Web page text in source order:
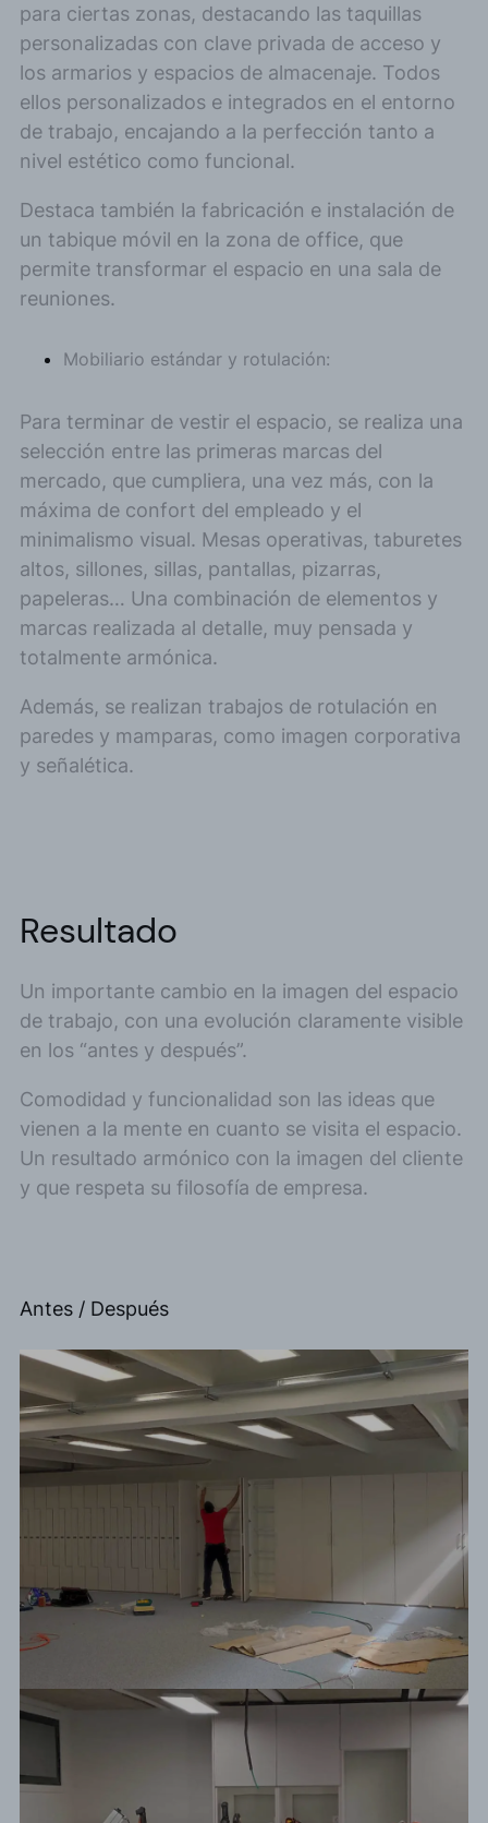
para ciertas zonas, destacando las taquillas
personalizadas con clave privada de acceso y
los armarios y espacios de almacenaje. Todos
ellos personalizados e integrados en el entorno
de trabajo, encajando a la perfección tanto a
nivel estético como funcional.
Destaca también la fabricación e instalación de
un tabique móvil en la zona de office, que
permite transformar el espacio en una sala de
reuniones.
Mobiliario estándar y rotulación:
Para terminar de vestir el espacio, se realiza una
selección entre las primeras marcas del
mercado, que cumpliera, una vez más, con la
máxima de confort del empleado y el
minimalismo visual. Mesas operativas, taburetes
altos, sillones, sillas, pantallas, pizarras,
papeleras… Una combinación de elementos y
marcas realizada al detalle, muy pensada y
totalmente armónica.
Además, se realizan trabajos de rotulación en
paredes y mamparas, como imagen corporativa
y señalética.
Resultado
Un importante cambio en la imagen del espacio
de trabajo, con una evolución claramente visible
en los “antes y después”.
Comodidad y funcionalidad son las ideas que
vienen a la mente en cuanto se visita el espacio.
Un resultado armónico con la imagen del cliente
y que respeta su filosofía de empresa.
Antes / Después